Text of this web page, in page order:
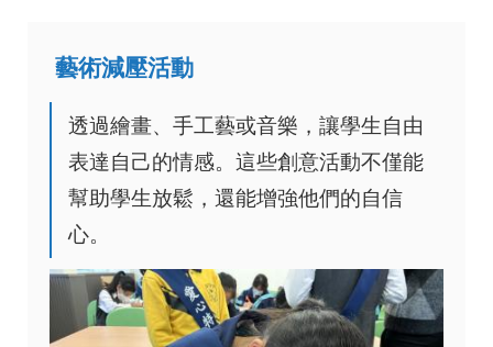
藝術減壓活動
透過繪畫、手工藝或音樂，讓學生自由
表達自己的情感。這些創意活動不僅能
幫助學生放鬆，還能增強他們的自信
心。